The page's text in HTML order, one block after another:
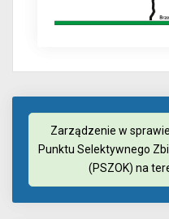
Zarządzenie w
Punktu Selektywnego
(PSZOK) na